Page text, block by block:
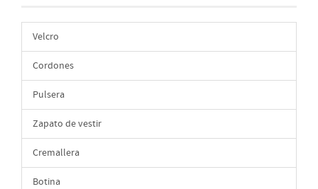
Velcro
Cordones
Pulsera
Zapato de vestir
Cremallera
Botina